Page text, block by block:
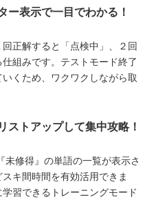
ー表示で一目でわかる！
正解すると「点検中」、２回
組みです。テストモード終了
くため、ワクワクしながら取
ストアップして集中攻略！
未修得』の単語の一覧が表示さ
キ間時間を有効活用できま
習できるトレーニングモード